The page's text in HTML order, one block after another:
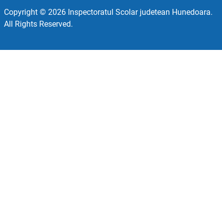
Copyright © 2026 Inspectoratul Scolar judetean Hunedoara.
All Rights Reserved.